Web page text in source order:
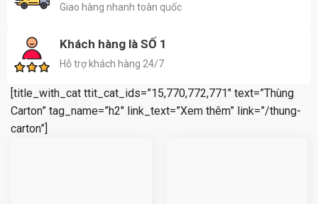
Giao hàng nhanh toàn quốc
Khách hàng là SỐ 1
Hỗ trợ khách hàng 24/7
[title_with_cat ttit_cat_ids=”15,770,772,771″ text=”Thùng
Carton” tag_name=”h2″ link_text=”Xem thêm” link=”/thung-
carton”]